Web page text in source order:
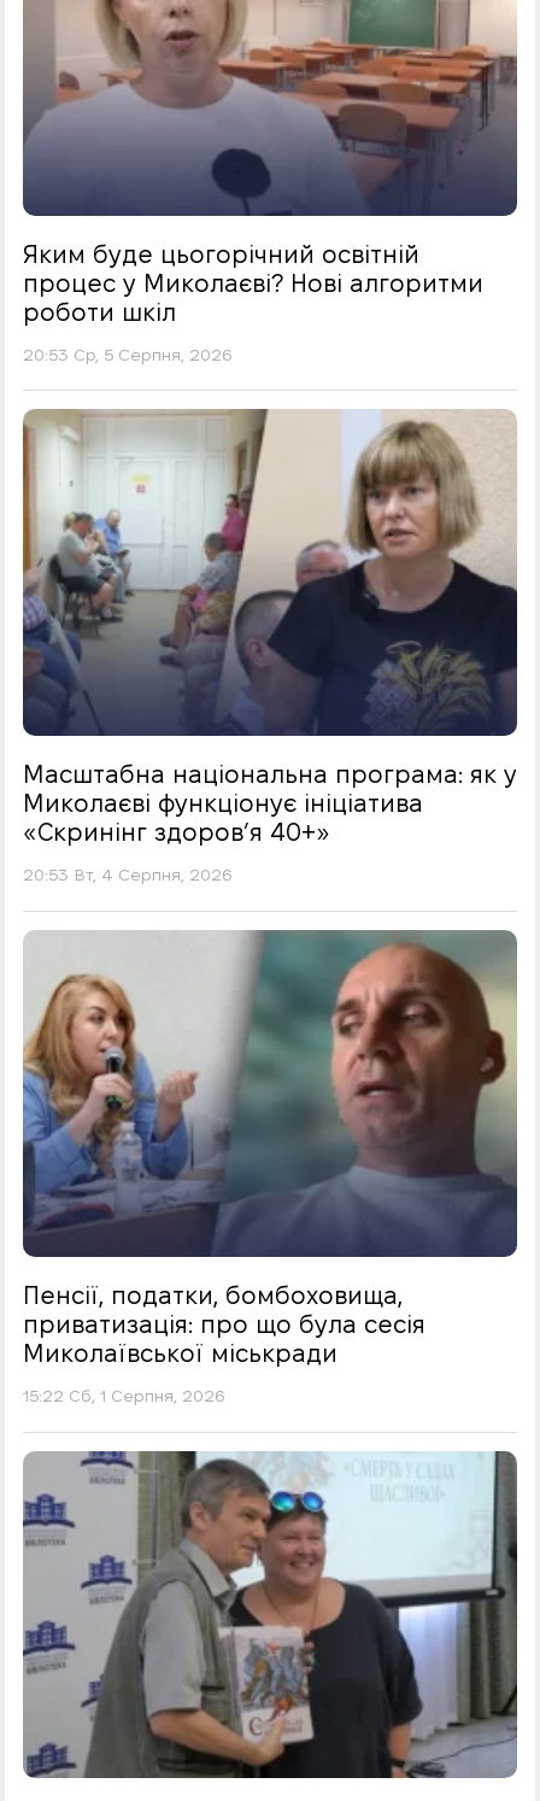
Яким буде цьогорічний освітній
процес у Миколаєві? Нові алгоритми
роботи шкіл
20:53 Ср, 5 Серпня, 2026
Масштабна національна програма: як у
Миколаєві функціонує ініціатива
«Скринінг здоровʼя 40+»
20:53 Вт, 4 Серпня, 2026
Пенсії, податки, бомбоховища,
приватизація: про що була сесія
Миколаївської міськради
15:22 Сб, 1 Серпня, 2026